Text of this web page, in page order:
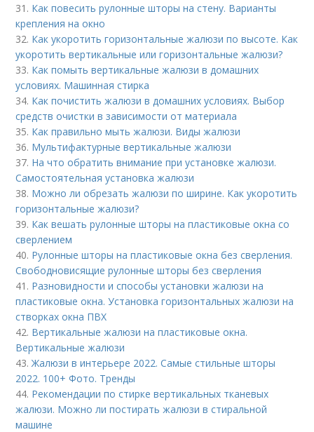
31. Как повесить рулонные шторы на стену. Варианты
крепления на окно
32. Как укоротить горизонтальные жалюзи по высоте. Как
укоротить вертикальные или горизонтальные жалюзи?
33. Как помыть вертикальные жалюзи в домашних
условиях. Машинная стирка
34. Как почистить жалюзи в домашних условиях. Выбор
средств очистки в зависимости от материала
35. Как правильно мыть жалюзи. Виды жалюзи
36. Мультифактурные вертикальные жалюзи
37. На что обратить внимание при установке жалюзи.
Самостоятельная установка жалюзи
38. Можно ли обрезать жалюзи по ширине. Как укоротить
горизонтальные жалюзи?
39. Как вешать рулонные шторы на пластиковые окна со
сверлением
40. Рулонные шторы на пластиковые окна без сверления.
Свободновисящие рулонные шторы без сверления
41. Разновидности и способы установки жалюзи на
пластиковые окна. Установка горизонтальных жалюзи на
створках окна ПВХ
42. Вертикальные жалюзи на пластиковые окна.
Вертикальные жалюзи
43.Жалюзи в интерьере 2022. Самые стильные шторы
2022. 100+ Фото. Тренды
44. Рекомендации по стирке вертикальных тканевых
жалюзи. Можно ли постирать жалюзи в стиральной
машине